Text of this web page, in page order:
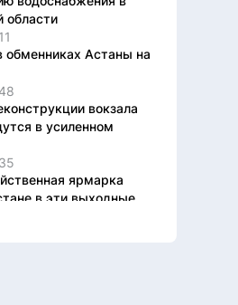
области
обменниках Астаны на
вокзала
в усиленном
ярмарка
в эти выходные